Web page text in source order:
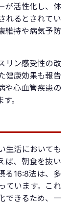
が活性化し、体
れるとされてい
維持や病気予防
リン感受性の改
健康効果も報告
や心血管疾患の
。
生活においても
ば、朝食を抜い
る16:8法は、多
ています。これ
できるため、一